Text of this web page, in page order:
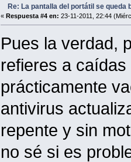
Re: La pantalla del portátil se queda
« Respuesta #4 en: 23-11-2011, 22:44
Pues la verdad,
refieres a
prácticamente
antivirus
repente y sin
no sé si es